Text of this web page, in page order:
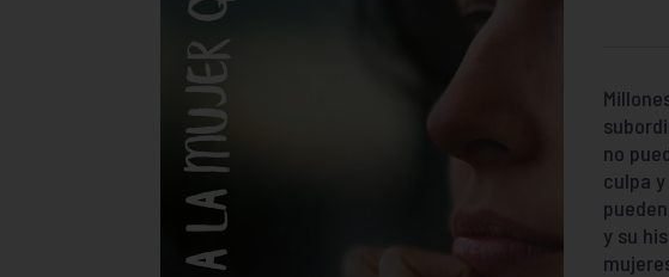
no
culpa
y su